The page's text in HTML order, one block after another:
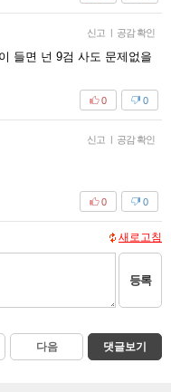
신고 | 공감 확인
들면 넌 9검 사도 문제없을
0
0
신고 | 공감 확인
0
0
새로고침
등록
다음 댓글보기